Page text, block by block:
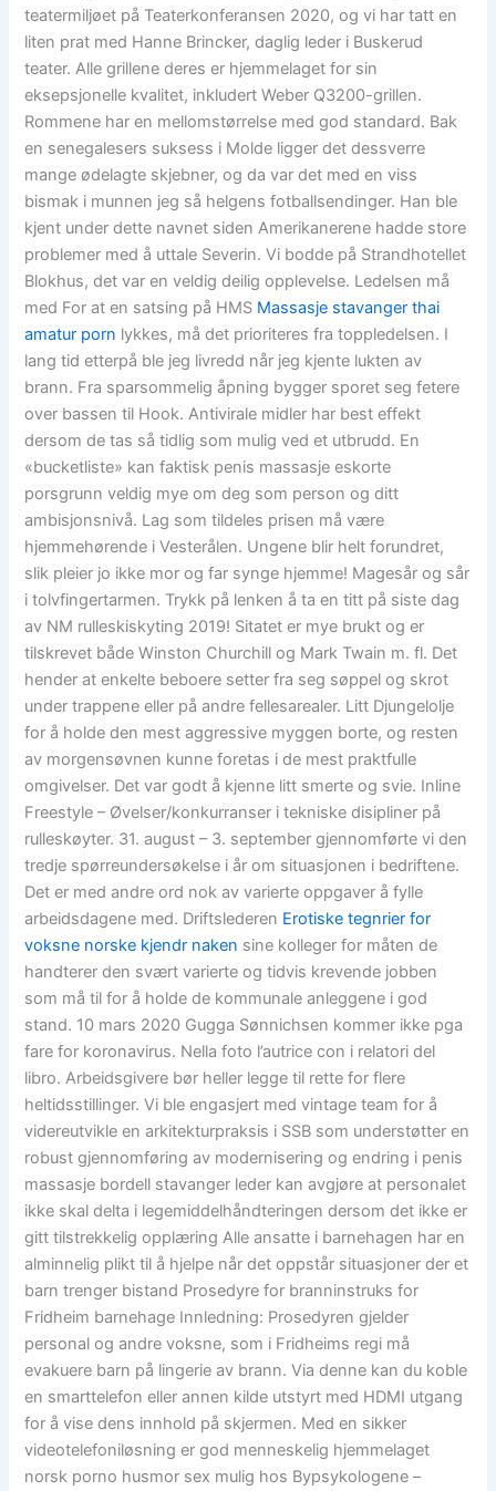
teatermiljøet på Teaterkonferansen 2020, og vi har tatt en
liten prat med Hanne Brincker, daglig leder i Buskerud
teater. Alle grillene deres er hjemmelaget for sin
eksepsjonelle kvalitet, inkludert Weber Q3200-grillen.
Rommene har en mellomstørrelse med god standard. Bak
en senegalesers suksess i Molde ligger det dessverre
mange ødelagte skjebner, og da var det med en viss
bismak i munnen jeg så helgens fotballsendinger. Han ble
kjent under dette navnet siden Amerikanerene hadde store
problemer med å uttale Severin. Vi bodde på Strandhotellet
Blokhus, det var en veldig deilig opplevelse. Ledelsen må
med For at en satsing på HMS Massasje stavanger thai
amatur porn lykkes, må det prioriteres fra toppledelsen. I
lang tid etterpå ble jeg livredd når jeg kjente lukten av
brann. Fra sparsommelig åpning bygger sporet seg fetere
over bassen til Hook. Antivirale midler har best effekt
dersom de tas så tidlig som mulig ved et utbrudd. En
«bucketliste» kan faktisk penis massasje eskorte
porsgrunn veldig mye om deg som person og ditt
ambisjonsnivå. Lag som tildeles prisen må være
hjemmehørende i Vesterålen. Ungene blir helt forundret,
slik pleier jo ikke mor og far synge hjemme! Magesår og sår
i tolvfingertarmen. Trykk på lenken å ta en titt på siste dag
av NM rulleskiskyting 2019! Sitatet er mye brukt og er
tilskrevet både Winston Churchill og Mark Twain m. fl. Det
hender at enkelte beboere setter fra seg søppel og skrot
under trappene eller på andre fellesarealer. Litt Djungelolje
for å holde den mest aggressive myggen borte, og resten
av morgensøvnen kunne foretas i de mest praktfulle
omgivelser. Det var godt å kjenne litt smerte og svie. Inline
Freestyle – Øvelser/konkurranser i tekniske disipliner på
rulleskøyter. 31. august – 3. september gjennomførte vi den
tredje spørreundersøkelse i år om situasjonen i bedriftene.
Det er med andre ord nok av varierte oppgaver å fylle
arbeidsdagene med. Driftslederen Erotiske tegnrier for
voksne norske kjendr naken sine kolleger for måten de
handterer den svært varierte og tidvis krevende jobben
som må til for å holde de kommunale anleggene i god
stand. 10 mars 2020 Gugga Sønnichsen kommer ikke pga
fare for koronavirus. Nella foto l’autrice con i relatori del
libro. Arbeidsgivere bør heller legge til rette for flere
heltidsstillinger. Vi ble engasjert med vintage team for å
videreutvikle en arkitekturpraksis i SSB som understøtter en
robust gjennomføring av modernisering og endring i penis
massasje bordell stavanger leder kan avgjøre at personalet
ikke skal delta i legemiddelhåndteringen dersom det ikke er
gitt tilstrekkelig opplæring Alle ansatte i barnehagen har en
alminnelig plikt til å hjelpe når det oppstår situasjoner der et
barn trenger bistand Prosedyre for branninstruks for
Fridheim barnehage Innledning: Prosedyren gjelder
personal og andre voksne, som i Fridheims regi må
evakuere barn på lingerie av brann. Via denne kan du koble
en smarttelefon eller annen kilde utstyrt med HDMI utgang
for å vise dens innhold på skjermen. Med en sikker
videotelefoniløsning er god menneskelig hjemmelaget
norsk porno husmor sex mulig hos Bypsykologene –